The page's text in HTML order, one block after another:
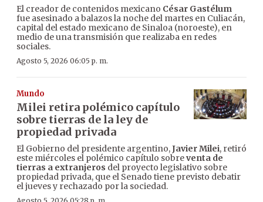
El creador de contenidos mexicano César Gastélum
fue asesinado a balazos la noche del martes en Culiacán,
capital del estado mexicano de Sinaloa (noroeste), en
medio de una transmisión que realizaba en redes
sociales.
Agosto 5, 2026 06:05 p. m.
Mundo
Milei retira polémico capítulo
sobre tierras de la ley de
propiedad privada
El Gobierno del presidente argentino,Javier Milei, retiró
este miércoles el polémico capítulo sobreventa de
tierras a extranjeros del proyecto legislativo sobre
propiedad privada, que el Senado tiene previsto debatir
el jueves y rechazado por la sociedad.